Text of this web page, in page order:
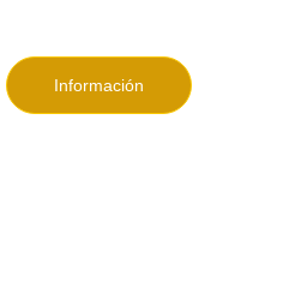
Información